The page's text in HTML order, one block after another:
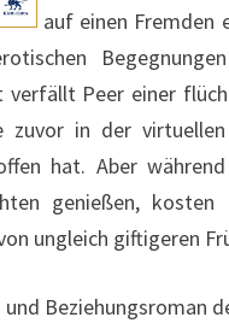
auf einen Fremden
verfällt Peer einer
zuvor in der
hat. Aber
genießen,
ungleich giftigeren
und Beziehungsroman